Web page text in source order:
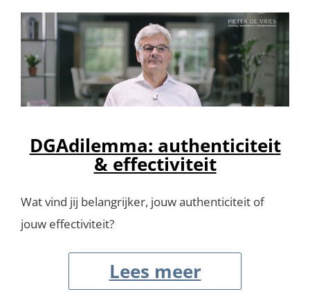
DGAdilemma: authenticiteit
& effectiviteit
Wat vind jij belangrijker, jouw authenticiteit of
jouw effectiviteit?
Lees meer